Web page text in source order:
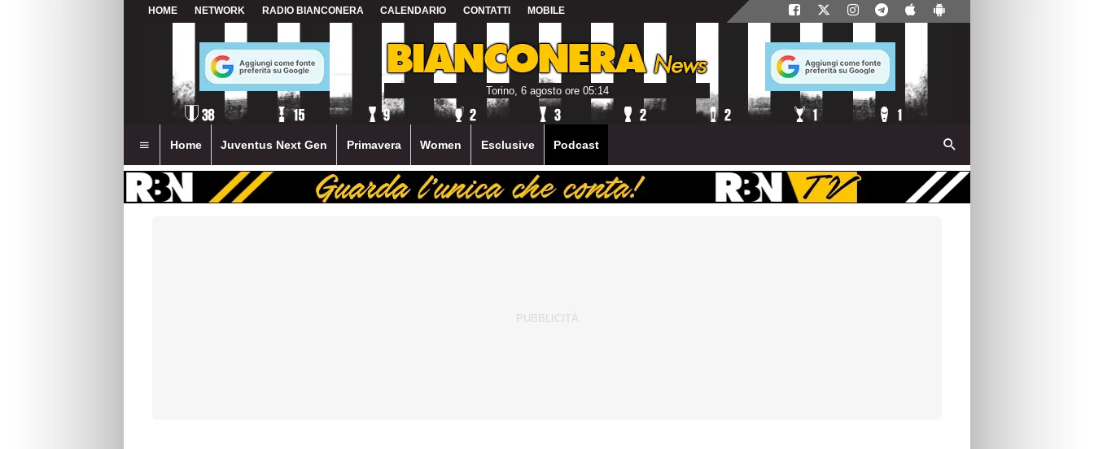
HOME NETWORK RADIO BIANCONERA CALENDARIO CONTATTI MOBILE
Torino, 6 agosto ore 05:14
Home Juventus Next Gen Primavera Women Esclusive Podcast